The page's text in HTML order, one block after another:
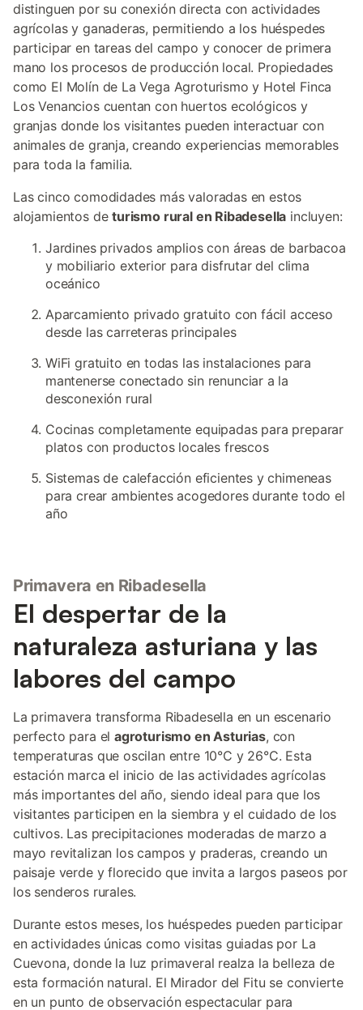
distinguen por su conexión directa con actividades
agrícolas y ganaderas, permitiendo a los huéspedes
participar en tareas del campo y conocer de primera
mano los procesos de producción local. Propiedades
como El Molín de La Vega Agroturismo y Hotel Finca
Los Venancios cuentan con huertos ecológicos y
granjas donde los visitantes pueden interactuar con
animales de granja, creando experiencias memorables
para toda la familia.
Las cinco comodidades más valoradas en estos
alojamientos deturismo rural en Ribadesella incluyen:
Jardines privados amplios con áreas de barbacoa
y mobiliario exterior para disfrutar del clima
oceánico
Aparcamiento privado gratuito con fácil acceso
desde las carreteras principales
WiFi gratuito en todas las instalaciones para
mantenerse conectado sin renunciar a la
desconexión rural
Cocinas completamente equipadas para preparar
platos con productos locales frescos
Sistemas de calefacción eficientes y chimeneas
para crear ambientes acogedores durante todo el
año
Primavera en Ribadesella
El despertar de la
naturaleza asturiana y las
labores del campo
La primavera transforma Ribadesella en un escenario
perfecto para elagroturismo en Asturias, con
temperaturas que oscilan entre 10°C y 26°C. Esta
estación marca el inicio de las actividades agrícolas
más importantes del año, siendo ideal para que los
visitantes participen en la siembra y el cuidado de los
cultivos. Las precipitaciones moderadas de marzo a
mayo revitalizan los campos y praderas, creando un
paisaje verde y florecido que invita a largos paseos por
los senderos rurales.
Durante estos meses, los huéspedes pueden participar
en actividades únicas como visitas guiadas por La
Cuevona, donde la luz primaveral realza la belleza de
esta formación natural. El Mirador del Fitu se convierte
en un punto de observación espectacular para